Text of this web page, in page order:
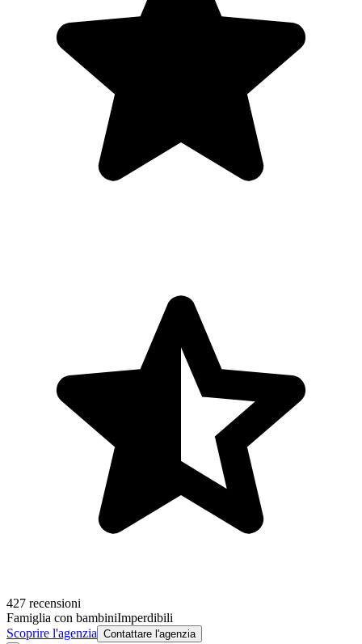
427 recensioni
Famiglia con bambiniImperdibili
Scoprire l'agenzia Contattare l'agenzia